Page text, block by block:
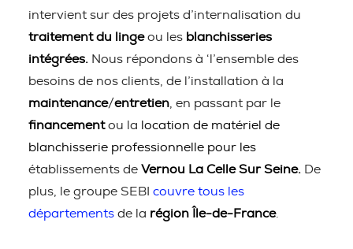
intervient sur des projets d’internalisation du
traitement du lingeou les blanchisseries
intégrées. Nous répondons à ‘l’ensemble des
besoins de nos clients, de l’installation à la
maintenance/entretien , en passant par le
financementou la location de matériel de
blanchisserie professionnelle pour les
établissements de Vernou La Celle Sur Seine. De
plus, le groupe SEBI couvre tous les
départements de la région Île-de-France.